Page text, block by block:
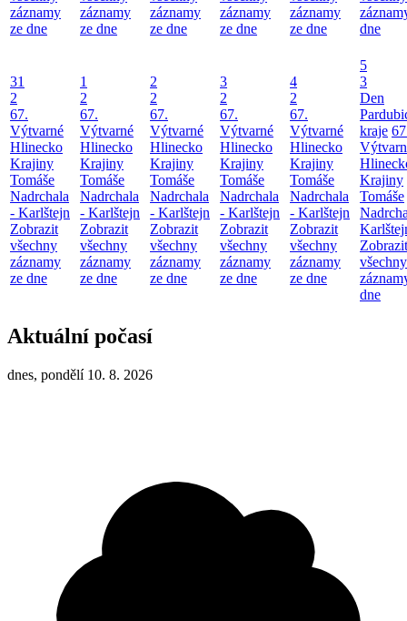
záznamy
ze dne
záznamy
ze dne
záznamy
ze dne
záznamy
ze dne
záznamy
ze dne
dne
31
2
67.
Výtvarné
Hlinecko
Krajiny
Tomáše
Nadrchala
- Karlštejn
Zobrazit
všechny
záznamy
ze dne
1
2
67.
Výtvarné
Hlinecko
Krajiny
Tomáše
Nadrchala
- Karlštejn
Zobrazit
všechny
záznamy
ze dne
2
2
67.
Výtvarné
Hlinecko
Krajiny
Tomáše
Nadrchala
- Karlštejn
Zobrazit
všechny
záznamy
ze dne
3
2
67.
Výtvarné
Hlinecko
Krajiny
Tomáše
Nadrchala
- Karlštejn
Zobrazit
všechny
záznamy
ze dne
4
2
67.
Výtvarné
Hlinecko
Krajiny
Tomáše
Nadrchala
- Karlštejn
Zobrazit
všechny
záznamy
ze dne
5
3
Den
kraje
Krajiny
Tomáše
Zobrazit
všechny
dne
Aktuální počasí
dnes, pondělí 10. 8. 2026